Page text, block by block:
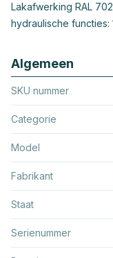
Lakafwerking RAL
hydraulische functies:
Algemeen
SKU nummer
Categorie
Model
Fabrikant
Staat
Serienummer